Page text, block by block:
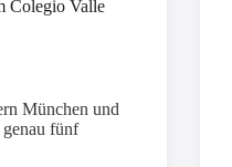
Colegio Valle
München und
fünf